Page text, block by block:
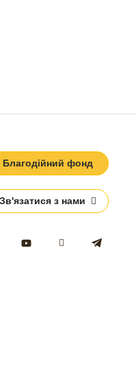
Благодійний фонд
Зв'язатися з нами